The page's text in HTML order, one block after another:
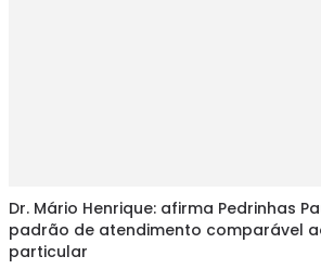
Dr. Mário Henrique: afirma Pedrinhas
padrão de atendimento comparável
particular